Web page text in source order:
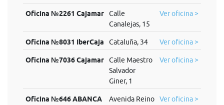
Oficina №2261 Cajamar
Calle
Canalejas, 15
Ver oficina >
Oficina №8031 IberCaja Cataluña, 34 Ver oficina >
Oficina №7036 Cajamar
Calle Maestro
Salvador
Giner, 1
Ver oficina >
Oficina №646 ABANCA
Avenida Reino
Ver oficina >